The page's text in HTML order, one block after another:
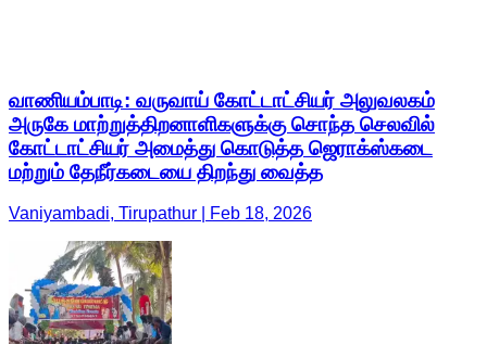
வாணியம்பாடி: வருவாய் கோட்டாட்சியர் அலுவலகம்
அருகே மாற்றுத்திறனாளிகளுக்கு சொந்த செலவில்
கோட்டாட்சியர் அமைத்து கொடுத்த ஜெராக்ஸ்கடை
மற்றும் தேநீர்கடையை திறந்து வைத்த
Vaniyambadi, Tirupathur | Feb 18, 2026